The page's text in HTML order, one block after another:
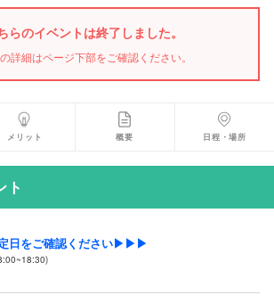
らのイベントは終了しました。
詳細はページ下部をご確認ください。
メリット 概要 日程・場所
ト
日をご確認ください▶▶▶